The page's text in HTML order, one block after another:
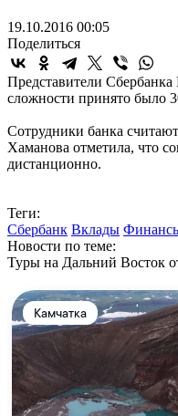
19.10.2016 00:05
Поделиться
Представители
сложности принято было
Сотрудники банка
Хаманова отметила, что
дистанционно.
Теги:
Сбербанк Вклады
Новости по теме:
Туры на Дальний Восток